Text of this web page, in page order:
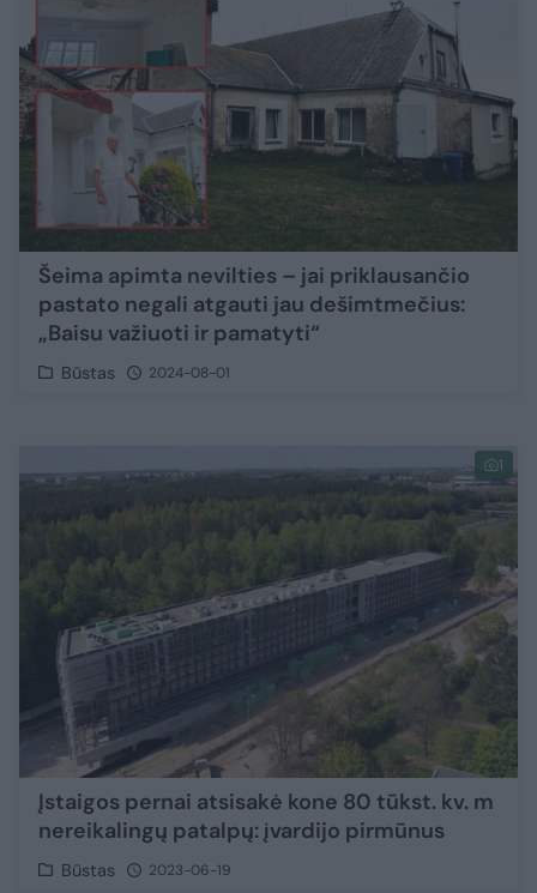
Šeima apimta nevilties – jai priklausančio
pastato negali atgauti jau dešimtmečius:
„Baisu važiuoti ir pamatyti“
Būstas 2024-08-01
1
Įstaigos pernai atsisakė kone 80 tūkst. kv. m
nereikalingų patalpų: įvardijo pirmūnus
Būstas 2023-06-19